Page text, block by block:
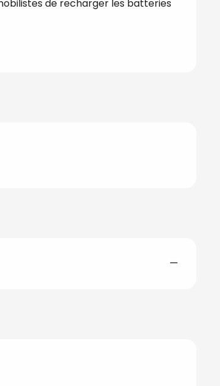
de recharger les batteries
—